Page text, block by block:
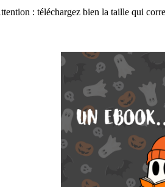
: téléchargez bien la taille qui